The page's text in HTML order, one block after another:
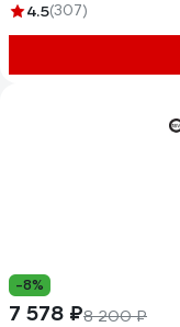
4.5(307)
-8%
7 578 ₽8 200 ₽